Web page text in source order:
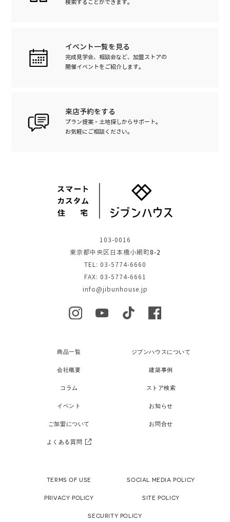
検索することができます。
イベント一覧を見る
完成見学会、相談会など、加盟ストアの
開催イベントをご紹介します。
来店予約をする
プラン提案・土地探しからサポート。
お気軽にご相談ください。
103-0016
東京都中央区日本橋小網町8-2
TEL: 03-5774-6660
FAX: 03-5774-6661
info@jibunhouse.jp
商品一覧 ジブンハウスについて
会社概要 建築事例
コラム ストア検索
イベント お知らせ
ご加盟について お問合せ
よくある質問
TERMS OF USE SOCIAL MEDIA POLICY
PRIVACY POLICY SITE POLICY
SECURITY POLICY